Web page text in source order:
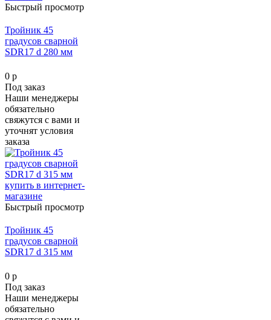
Быстрый просмотр
Тройник 45
градусов сварной
SDR17 d 280 мм
0 р
Под заказ
Наши менеджеры
обязательно
свяжутся с вами и
уточнят условия
заказа
Быстрый просмотр
Тройник 45
градусов сварной
SDR17 d 315 мм
0 р
Под заказ
Наши менеджеры
обязательно